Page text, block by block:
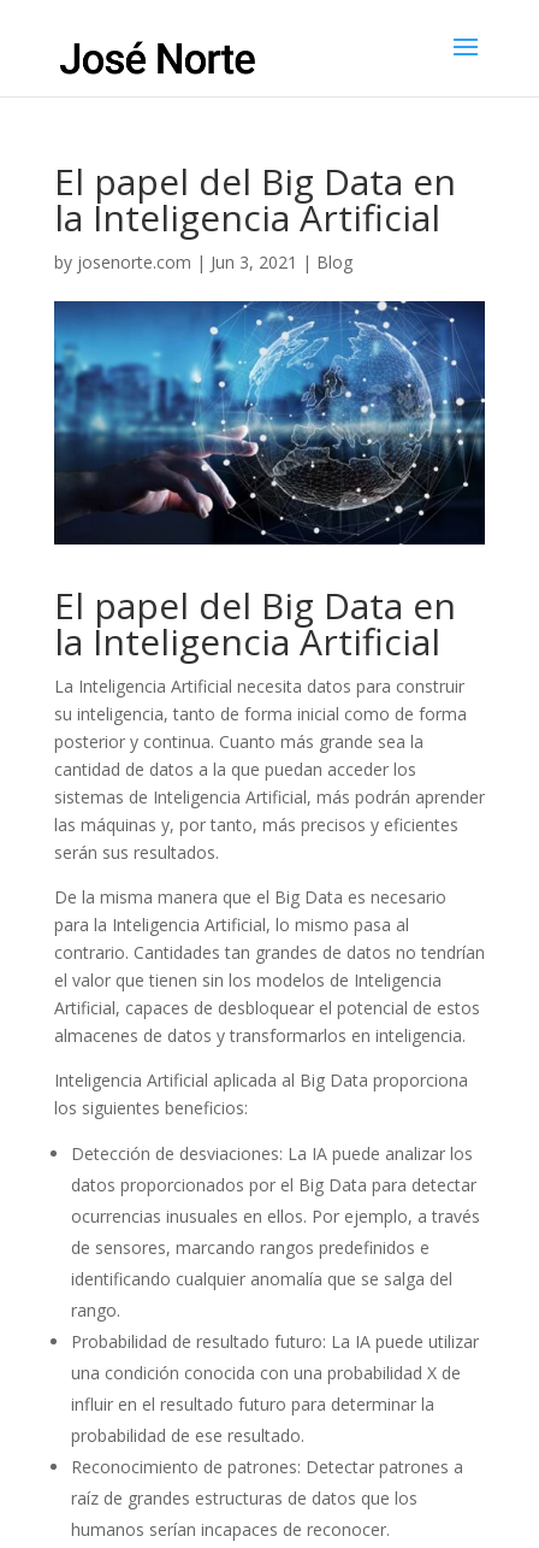
El papel del Big Data en
la Inteligencia Artificial
by josenorte.com | Jun 3, 2021 | Blog
El papel del Big Data en
la Inteligencia Artificial
La Inteligencia Artificial necesita datos para construir
su inteligencia, tanto de forma inicial como de forma
posterior y continua. Cuanto más grande sea la
cantidad de datos a la que puedan acceder los
sistemas de Inteligencia Artificial, más podrán aprender
las máquinas y, por tanto, más precisos y eficientes
serán sus resultados.
De la misma manera que el Big Data es necesario
para la Inteligencia Artificial, lo mismo pasa al
contrario. Cantidades tan grandes de datos no tendrían
el valor que tienen sin los modelos de Inteligencia
Artificial, capaces de desbloquear el potencial de estos
almacenes de datos y transformarlos en inteligencia.
Inteligencia Artificial aplicada al Big Data proporciona
los siguientes beneficios:
Detección de desviaciones: La IA puede analizar los
datos proporcionados por el Big Data para detectar
ocurrencias inusuales en ellos. Por ejemplo, a través
de sensores, marcando rangos predefinidos e
identificando cualquier anomalía que se salga del
rango.
Probabilidad de resultado futuro: La IA puede utilizar
una condición conocida con una probabilidad X de
influir en el resultado futuro para determinar la
probabilidad de ese resultado.
Reconocimiento de patrones: Detectar patrones a
raíz de grandes estructuras de datos que los
humanos serían incapaces de reconocer.